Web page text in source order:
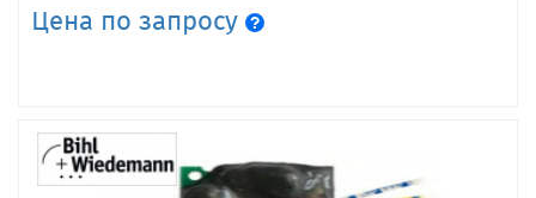
Цена по запросу